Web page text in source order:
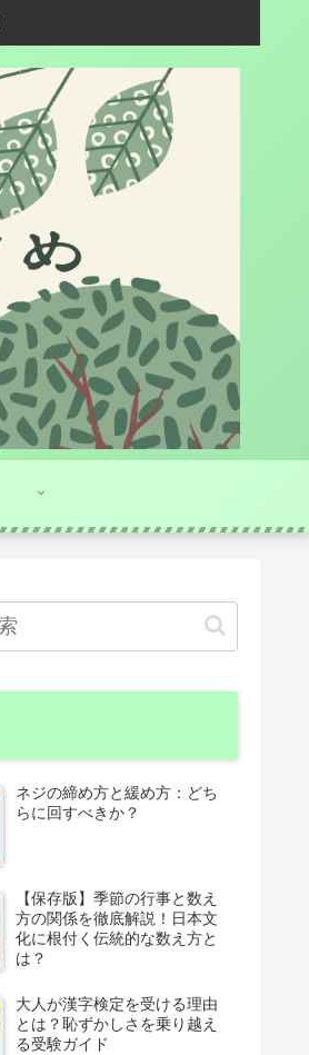
ネジの締め方と緩め方：どち
らに回すべきか？
【保存版】季節の行事と数え
方の関係を徹底解説！日本文
化に根付く伝統的な数え方と
は？
大人が漢字検定を受ける理由
とは？恥ずかしさを乗り越え
る受験ガイド